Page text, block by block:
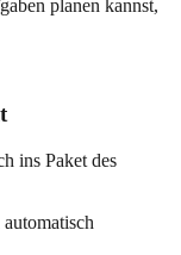
planen kannst,
ins Paket des